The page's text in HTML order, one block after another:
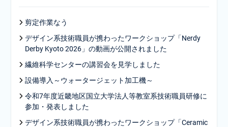
剪定作業なう
デザイン系技術職員が携わったワークショップ「Nerdy
Derby Kyoto 2026」の動画が公開されました
繊維科学センターの講習会を見学しました
設備導入～ウォータージェット加工機～
令和7年度近畿地区国立大学法人等教室系技術職員研修に
参加・発表しました
デザイン系技術職員が携わったワークショップ「Ceramic